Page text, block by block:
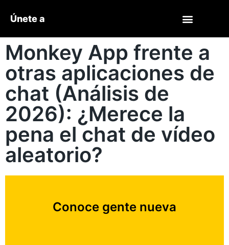
Únete a
Monkey App frente a
otras aplicaciones de
chat (Análisis de
2026): ¿Merece la
pena el chat de vídeo
aleatorio?
Conoce gente nueva